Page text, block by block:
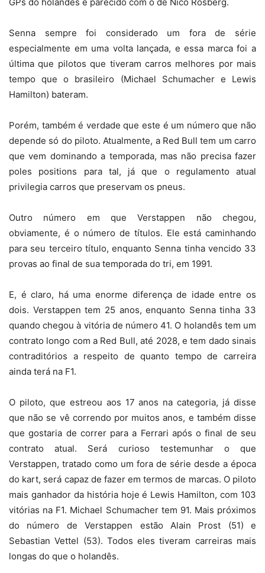
Senna sempre foi considerado um fora de série
especialmente em uma volta lançada, e essa marca foi a
última que pilotos que tiveram carros melhores por mais
tempo que o brasileiro (Michael Schumacher e Lewis
Hamilton) bateram.
Porém, também é verdade que este é um número que não
depende só do piloto. Atualmente, a Red Bull tem um carro
que vem dominando a temporada, mas não precisa fazer
poles positions para tal, já que o regulamento atual
privilegia carros que preservam os pneus.
Outro número em que Verstappen não chegou,
obviamente, é o número de títulos. Ele está caminhando
para seu terceiro título, enquanto Senna tinha vencido 33
provas ao final de sua temporada do tri, em 1991.
E, é claro, há uma enorme diferença de idade entre os
dois. Verstappen tem 25 anos, enquanto Senna tinha 33
quando chegou à vitória de número 41. O holandês tem um
contrato longo com a Red Bull, até 2028, e tem dado sinais
contraditórios a respeito de quanto tempo de carreira
ainda terá na F1.
O piloto, que estreou aos 17 anos na categoria, já disse
que não se vê correndo por muitos anos, e também disse
que gostaria de correr para a Ferrari após o final de seu
contrato atual. Será curioso testemunhar o que
Verstappen, tratado como um fora de série desde a época
do kart, será capaz de fazer em termos de marcas. O piloto
mais ganhador da história hoje é Lewis Hamilton, com 103
vitórias na F1. Michael Schumacher tem 91. Mais próximos
do número de Verstappen estão Alain Prost (51) e
Sebastian Vettel (53). Todos eles tiveram carreiras mais
longas do que o holandês.